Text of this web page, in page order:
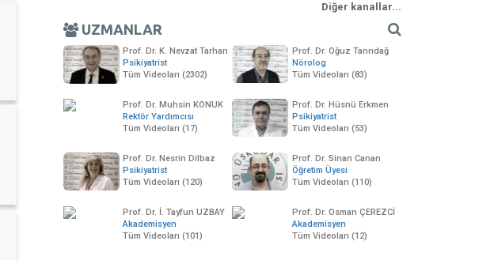
Diğer kanallar...
UZMANLAR
Prof. Dr. K. Nevzat Tarhan
Psikiyatrist
Tüm Videoları (2302)
Prof. Dr. Oğuz Tanrıdağ
Nörolog
Tüm Videoları (83)
Prof. Dr. Muhsin KONUK
Rektör Yardımcısı
Tüm Videoları (17)
Prof. Dr. Hüsnü Erkmen
Psikiyatrist
Tüm Videoları (53)
Prof. Dr. Nesrin Dilbaz
Psikiyatrist
Tüm Videoları (120)
Prof. Dr. Sinan Canan
Öğretim Üyesi
Tüm Videoları (110)
Prof. Dr. İ. Tayfun UZBAY
Akademisyen
Tüm Videoları (101)
Prof. Dr. Osman ÇEREZCİ
Akademisyen
Tüm Videoları (12)